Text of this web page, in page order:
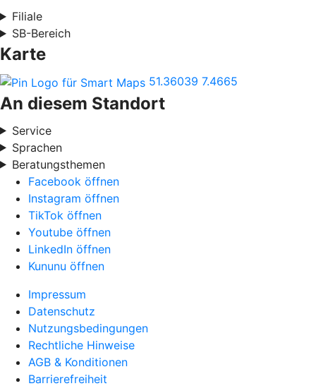
Filiale
SB-Bereich
Karte
51.36039 7.4665
An diesem Standort
Service
Sprachen
Beratungsthemen
Facebook öffnen
Instagram öffnen
TikTok öffnen
Youtube öffnen
LinkedIn öffnen
Kununu öffnen
Impressum
Datenschutz
Nutzungsbedingungen
Rechtliche Hinweise
AGB & Konditionen
Barrierefreiheit